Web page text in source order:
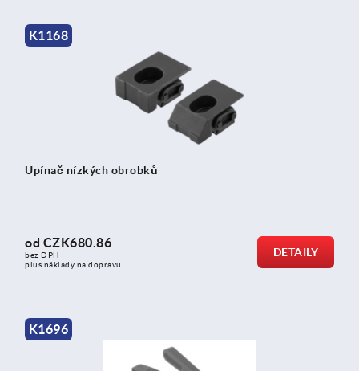
K1168
Upínač nízkých obrobků
od CZK680.86
bez DPH
plus náklady na dopravu
DETAILY
K1696